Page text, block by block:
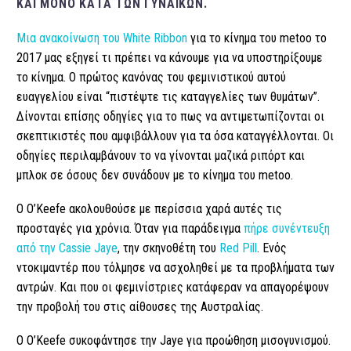
ΚΑΙ ΜΌΝΟ ΚΑΤΆ ΤΩΝ ΓΥΝΑΙΚΏΝ.
Μια ανακοίνωση του White Ribbon για το κίνημα του metoo το
2017 μας εξηγεί τι πρέπει να κάνουμε για να υποστηρίξουμε
το κίνημα. Ο πρώτος κανόνας του φεμινιστικού αυτού
ευαγγελίου είναι “πιστέψτε τις καταγγελίες των θυμάτων”.
Δίνονται επίσης οδηγίες για το πως να αντιμετωπίζονται οι
σκεπτικιστές που αμφιβάλλουν για τα όσα καταγγέλλονται. Οι
οδηγίες περιλαμβάνουν το να γίνονται μαζικά ριπόρτ και
μπλοκ σε όσους δεν συνάδουν με το κίνημα του metoo.
O O’Keefe ακολουθούσε με περίσσια χαρά αυτές τις
προσταγές για χρόνια. Όταν για παράδειγμα πήρε συνέντευξη
από την Cassie Jaye, την σκηνοθέτη του Red Pill. Ενός
ντοκιμαντέρ που τόλμησε να ασχοληθεί με τα προβλήματα των
αντρών. Και που οι φεμινίστριες κατάφεραν να απαγορέψουν
την προβολή του στις αίθουσες της Αυστραλίας.
O O’Keefe συκοφάντησε την Jaye για προώθηση μισογυνισμού.